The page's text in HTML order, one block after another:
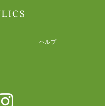
ヘルプ